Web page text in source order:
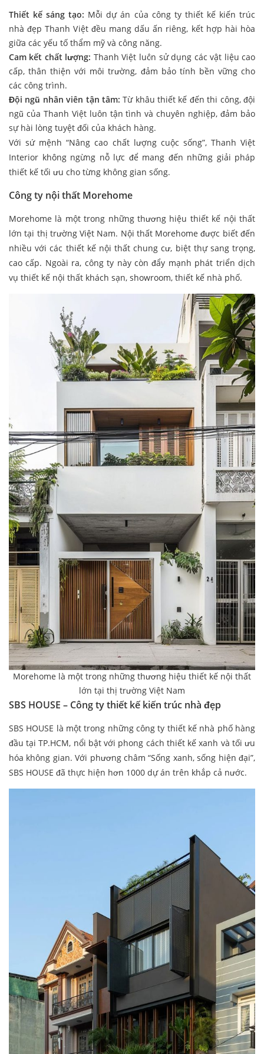
Thiết kế sáng tạo: Mỗi dự án của công ty thiết kế kiến trúc
nhà đẹp Thanh Việt đều mang dấu ấn riêng, kết hợp hài hòa
giữa các yếu tố thẩm mỹ và công năng.
Cam kết chất lượng: Thanh Việt luôn sử dụng các vật liệu cao
cấp, thân thiện với môi trường, đảm bảo tính bền vững cho
các công trình.
Đội ngũ nhân viên tận tâm: Từ khâu thiết kế đến thi công, đội
ngũ của Thanh Việt luôn tận tình và chuyên nghiệp, đảm bảo
sự hài lòng tuyệt đối của khách hàng.
Với sứ mệnh “Nâng cao chất lượng cuộc sống”, Thanh Việt
Interior không ngừng nỗ lực để mang đến những giải pháp
thiết kế tối ưu cho từng không gian sống.
Công ty nội thất Morehome
Morehome là một trong những thương hiệu thiết kế nội thất
lớn tại thị trường Việt Nam. Nội thất Morehome được biết đến
nhiều với các thiết kế nội thất chung cư, biệt thự sang trọng,
cao cấp. Ngoài ra, công ty này còn đẩy mạnh phát triển dịch
vụ thiết kế nội thất khách sạn, showroom, thiết kế nhà phố.
Morehome là một trong những thương hiệu thiết kế nội thất
lớn tại thị trường Việt Nam
SBS HOUSE – Công ty thiết kế kiến trúc nhà đẹp
SBS HOUSE là một trong những công ty thiết kế nhà phố hàng
đầu tại TP.HCM, nổi bật với phong cách thiết kế xanh và tối ưu
hóa không gian. Với phương châm “Sống xanh, sống hiện đại”,
SBS HOUSE đã thực hiện hơn 1000 dự án trên khắp cả nước.